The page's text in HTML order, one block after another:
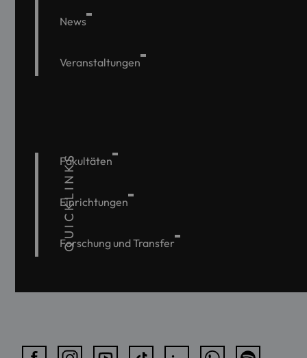
News
Veranstaltungen
QUICKLINKS
Fakultäten
Einrichtungen
Forschung und Transfer